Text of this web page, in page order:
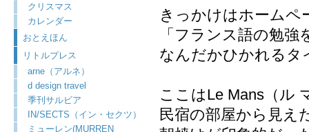
クリスマス
カレンダー
おとえほん
リトルプレス
arne（アルネ）
d design travel
季刊サルビア
IN/SECTS（イン・セクツ）
ミューレン(MURREN
きっかけはホームペ
「フランス語の勉
なんだかひかれるタ
ここはLe Mans（ル
民宿の部屋から見え